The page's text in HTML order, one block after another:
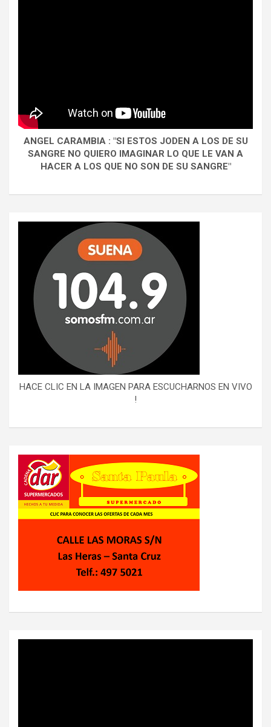
ANGEL CARAMBIA : "SI ESTOS JODEN A LOS DE SU
SANGRE NO QUIERO IMAGINAR LO QUE LE VAN A
HACER A LOS QUE NO SON DE SU SANGRE"
HACE CLIC EN LA IMAGEN PARA ESCUCHARNOS EN VIVO
!